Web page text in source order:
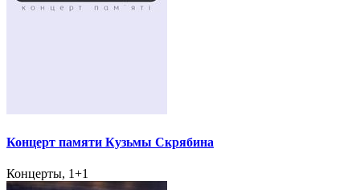
Концерт памяти Кузьмы Скрябина
Концерты, 1+1